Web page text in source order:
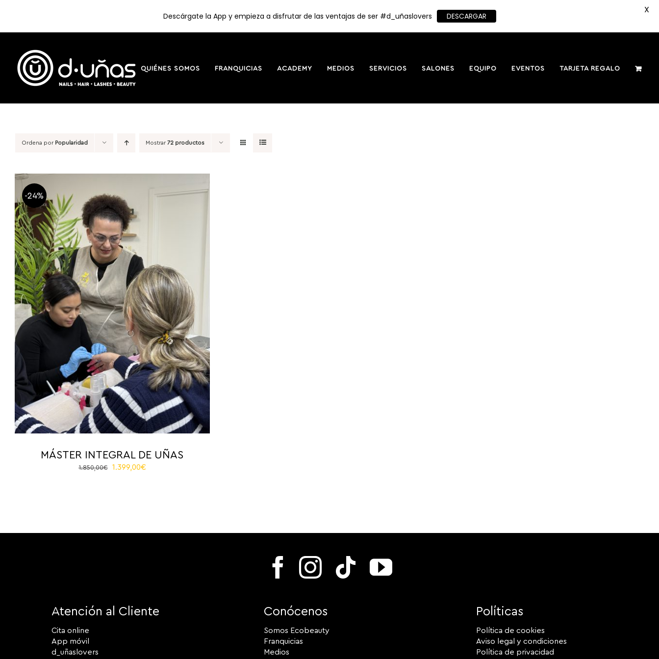
contenido
QUIÉNES SOMOS FRANQUICIAS ACADEMY MEDIOS SERVICIOS SALONES EQUIPO EVENTOS TARJETA REGALO
Ordena por Popularidad Mostrar72 productos
-24%
MÁSTER INTEGRAL DE UÑAS
1.850,00€
El
1.399,00€El
Atención al Cliente
Cita online
App móvil
d_uñaslovers
Conócenos
Somos Ecobeauty
Franquicias
Medios
Políticas
Política de cookies
Aviso legal y condiciones
Política de privacidad
Descárgate la App y empieza a disfrutar de las ventajas de ser #d_uñaslovers DESCARGAR
X